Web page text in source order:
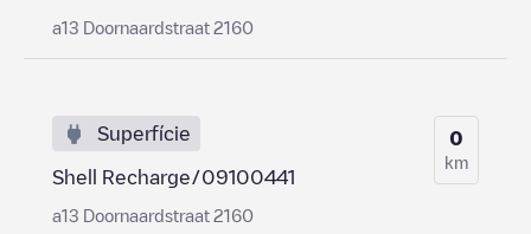
a13 Doornaardstraat 2160
Superfície
Shell Recharge/09100441
a13 Doornaardstraat 2160
0
km